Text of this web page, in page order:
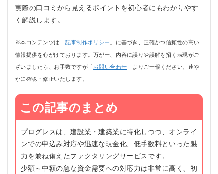
実際の口コミから見えるポイントを初心者にもわかりやす
く解説します。
※本コンテンツは「記事制作ポリシー 」に基づき、正確かつ信頼性の高い
情報提供を心がけております。万が一、内容に誤りや誤解を招く表現がご
ざいましたら、お手数ですが「 お問い合わせ 」よりご一報ください。速や
かに確認・修正いたします。
この記事のまとめ
プログレスは、建設業・建築業に特化しつつ、オンライ
ンでの申込み対応や迅速な現金化、低手数料といった魅
力を兼ね備えたファクタリングサービスです。
少額～中額の急な資金需要への対応力は非常に高く、初